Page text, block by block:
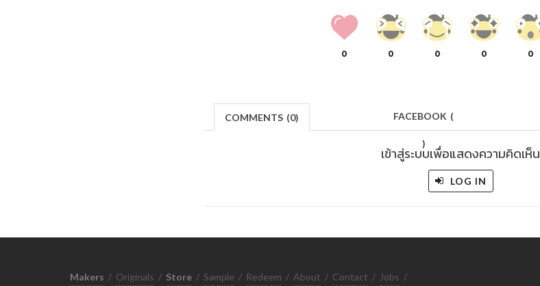
0 0 0 0 0
COMMENTS (0) FACEBOOK (
)
เข้าสู่ระบบเพื่อแสดงความคิดเห็น
LOG IN
Makers / Originals / Store / Sample / Redeem / About / Contact / Jobs /